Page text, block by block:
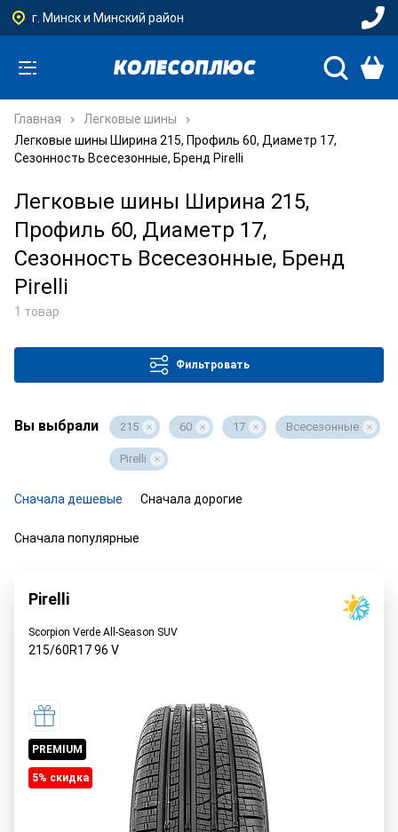
г. Минск и Минский район
Главная
Легковые шины
Легковые шины Ширина 215, Профиль 60, Диаметр 17,
Сезонность Всесезонные, Бренд Pirelli
Легковые шины Ширина 215,
Профиль 60, Диаметр 17,
Сезонность Всесезонные, Бренд
Pirelli
1 товар
Фильтровать
Вы выбрали 215 60 17 Всесезонные
Pirelli
Сначала дешевые Сначала дорогие
Сначала популярные
Pirelli
Scorpion Verde All-Season SUV
215/60R1796 V
PREMIUM
5% cкидка